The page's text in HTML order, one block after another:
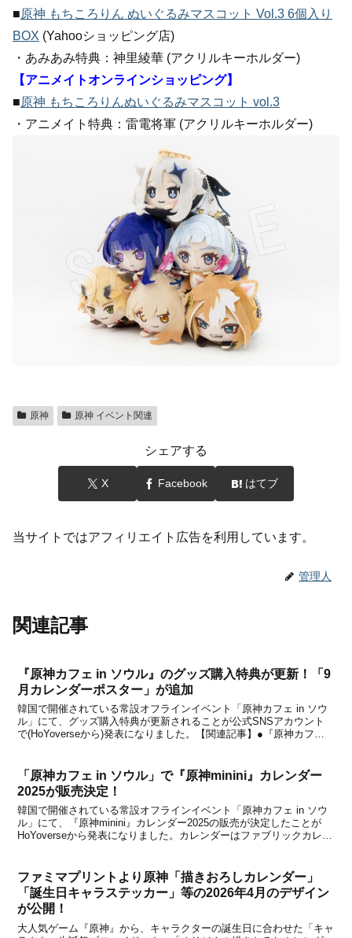
■原神 もちころりん ぬいぐるみマスコット Vol.3 6個入り
BOX (Yahooショッピング店)
・あみあみ特典：神里綾華 (アクリルキーホルダー)
【アニメイトオンラインショッピング】
■原神 もちころりんぬいぐるみマスコット vol.3
・アニメイト特典：雷電将軍 (アクリルキーホルダー)
原神 原神 イベント関連
シェアする
X Facebook はてブ
当サイトではアフィリエイト広告を利用しています。
管理人
関連記事
『原神カフェ in ソウル』のグッズ購入特典が更新！「9
月カレンダーポスター」が追加
韓国で開催されている常設オフラインイベント「原神カフェ in ソウ
ル」にて、グッズ購入特典が更新されることが公式SNSアカウント
で(HoYoverseから)発表になりました。【関連記事】●『原神カフェ
「原神カフェ in ソウル」で『原神minini』カレンダー
2025が販売決定！
韓国で開催されている常設オフラインイベント「原神カフェ in ソウ
ル」にて、『原神minini』カレンダー2025の販売が決定したことが
HoYoverseから発表になりました。カレンダーはファブリックカレン
ファミマプリントより原神「描きおろしカレンダー」
「誕生日キャラステッカー」等の2026年4月のデザイン
が公開！
大人気ゲーム『原神』から、キャラクターの誕生日に合わせた「キャ